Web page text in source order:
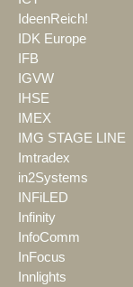
IdeenReich!
IDK Europe
IFB
IGVW
IHSE
IMEX
IMG STAGE LINE
Imtradex
in2Systems
INFiLED
Infinity
InfoComm
InFocus
Innlights